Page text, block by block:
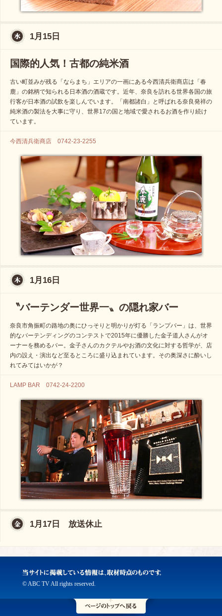
1月15日
国際的人気！古都の純米酒
古い町並みが残る「ならまち」エリアの一画にある今西清兵衛商店は「春
鹿」の銘柄で知られる日本酒の酒蔵です。近年、奈良を訪れる世界各国の旅
行客が日本酒の試飲を楽しんでいます。「南都諸白」と呼ばれる奈良発祥の
純米酒の製法を大事に守り、世界17の国と地域で愛されるお酒を作り続け
ています。
今西清兵衛商店 0742-23-2255
1月16日
〝バーテンダー世界一〟の隠れ家バー
奈良市角振町の路地の奥にひっそりと明かりが灯る「ランプバー」は、世界
的なバーテンディングのコンテストで2015年に優勝した金子道人さんがオ
ーナーを務めるバー。金子さんのカクテルやお酒の文化に対する哲学が、店
内の設え・演出など至るところに盛り込まれています。その奥深さに酔いし
れてみてはいかが？
LAMP BAR 0742-24-2200
1月17日 放送休止
© ABC TV All rights reserved.